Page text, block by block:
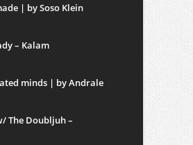
| by Soso Klein
– Kalam
minds | by Andrale
The Doubljuh –